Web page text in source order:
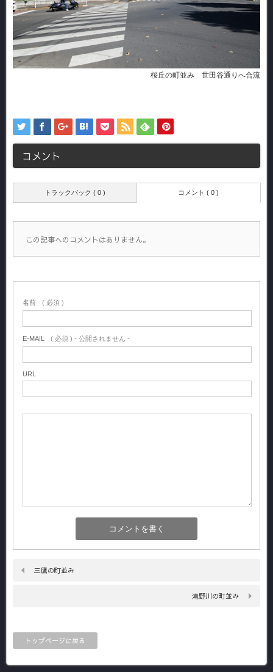
桜丘の町並み 世田谷通りへ合流
コメント
トラックバック ( 0 ) コメント ( 0 )
この記事へのコメントはありません。
名前 ( 必須 )
E-MAIL ( 必須 ) - 公開されません -
URL
三鷹の町並み
滝野川の町並み
トップページに戻る